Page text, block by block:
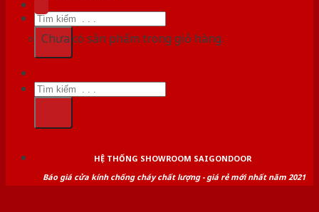
Tìm
kiếm:
Chưa có sản phẩm trong giỏ hàng.
Tìm
kiếm:
HỆ THỐNG SHOWROOM SAIGONDOOR
Báo giá cửa kính chống cháy chất lượng - giá rẻ mới nhất năm 2021